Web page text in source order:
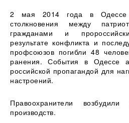
2 мая 2014 года в Одессе
столкновения между
гражданами и
результате конфликта и
профсоюзов погибли 48
ранения. События в Одессе
российской пропагандой для
настроений.
Правоохранители
производств.